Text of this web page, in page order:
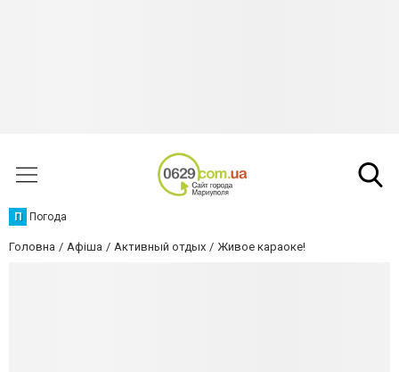
П Погода
Головна Афіша Активный отдых Живое караоке!